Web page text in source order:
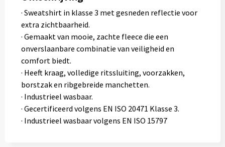
· Sweatshirt in klasse 3 met gesneden reflectie voor
extra zichtbaarheid.
· Gemaakt van mooie, zachte fleece die een
onverslaanbare combinatie van veiligheid en
comfort biedt.
· Heeft kraag, volledige ritssluiting, voorzakken,
borstzak en ribgebreide manchetten.
· Industrieel wasbaar.
· Gecertificeerd volgens EN ISO 20471 Klasse 3.
· Industrieel wasbaar volgens EN ISO 15797